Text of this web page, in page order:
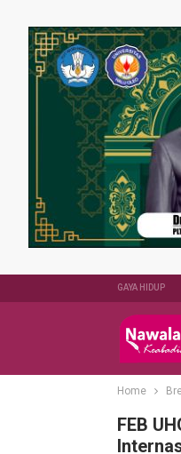
GAYA HIDUP
Home
FEB